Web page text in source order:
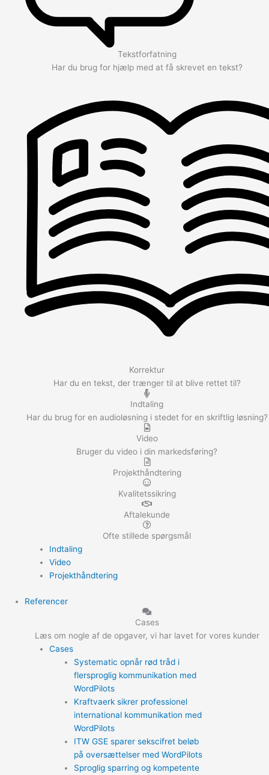
Tekstforfatning
Har du brug for hjælp med at få skrevet en tekst?
Korrektur
Har du en tekst, der trænger til at blive rettet til?
Indtaling
Har du brug for en audioløsning i stedet for en skriftlig løsning?
Video
Bruger du video i din markedsføring?
Projekthåndtering
Kvalitetssikring
Aftalekunde
Ofte stillede spørgsmål
Indtaling
Video
Projekthåndtering
Referencer
Cases
Læs om nogle af de opgaver, vi har lavet for vores kunder
Cases
Systematic opnår rød tråd i
flersproglig kommunikation med
WordPilots
Kraftvaerk sikrer professionel
international kommunikation med
WordPilots
ITW GSE sparer sekscifret beløb
på oversættelser med WordPilots
Sproglig sparring og kompetente